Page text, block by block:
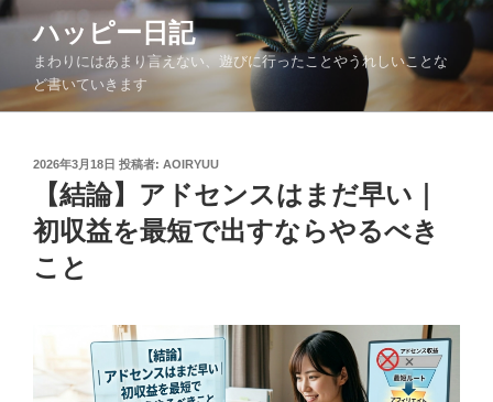
コ
ン
ツ
ハッピー日記
まわりにはあまり言えない、遊びに行ったことやうれしいことな
ど書いていきます
投
2026年3月18日 投稿者: AOIRYUU
【結論】アドセンスはまだ早い｜
初収益を最短で出すならやるべき
こと